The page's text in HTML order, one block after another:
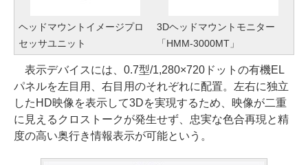
ヘッドマウントイメージプロ
セッサユニット
3Dヘッドマウントモニター
「HMM-3000MT」
表示デバイスには、0.7型/1,280×720ドットの有機EL
パネルを左目用、右目用のそれぞれに配置。左右に独立
したHD映像を表示して3Dを実現するため、映像が二重
に見えるクロストークが発生せず、忠実な色合再現と精
度の高い奥行き情報表示が可能という。